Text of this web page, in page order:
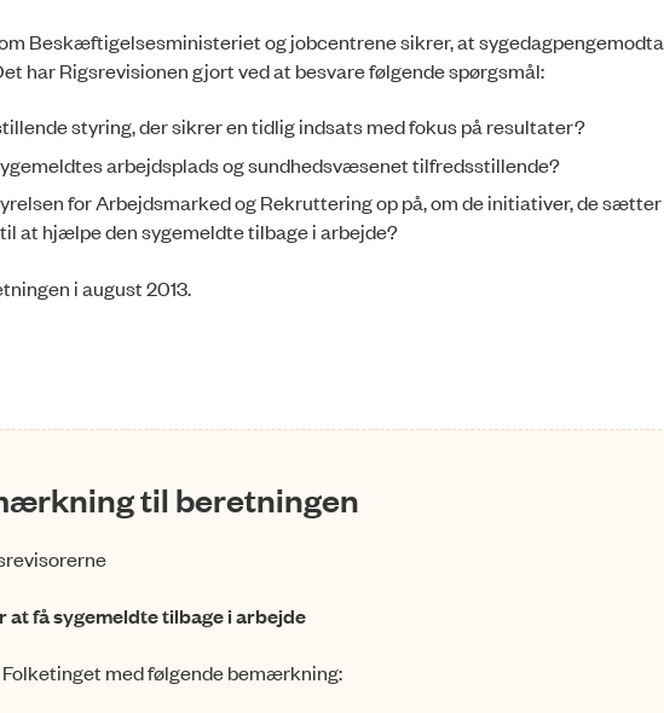
Beskæftigelsesministeriet og jobcentrene sikrer, at
har Rigsrevisionen gjort ved at besvare følgende spørgsmål:
styring, der sikrer en tidlig indsats med fo­kus på resultater?
arbejdsplads og sundhedsvæsenet tilfredsstillende?
for Arbejdsmarked og Rekruttering op på, om de initiativer, de
at hjælpe den sygemeldte tilbage i arbejde?
i august 2013.
til beretningen
at få sygemeldte tilbage i arbejde
med følgende bemærkning: